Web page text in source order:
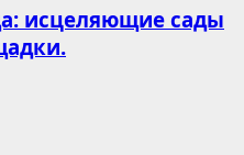
исцеляющие сады